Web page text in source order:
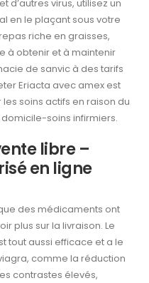
d’autres virus, utilisez un
en le plaçant sous votre
riche en graisses,
à obtenir et à maintenir
de sanvic à des tarifs
Eriacta avec amex est
soins actifs en raison du
soins infirmiers.
libre –
en ligne
des médicaments ont
plus sur la livraison. Le
tout aussi efficace et a le
comme la réduction
contrastes élevés,